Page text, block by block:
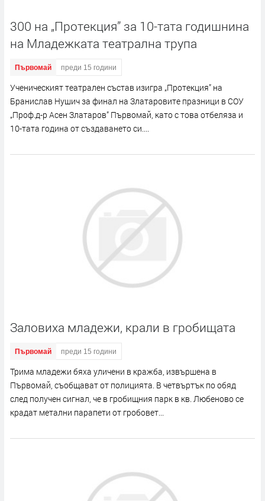
300 на „Протекция” за 10-тата годишнина
на Младежката театрална трупа
Първомай преди 15 години
Ученическият театрален състав изигра „Протекция” на
Бранислав Нушич за финал на Златаровите празници в СОУ
„Проф.д-р Асен Златаров” Първомай, като с това отбеляза и
10-тата година от създаването си....
Заловиха младежи, крали в гробищата
Първомай преди 15 години
Трима младежи бяха уличени в кражба, извършена в
Първомай, съобщават от полицията. В четвъртък по обяд
след получен сигнал, че в гробищния парк в кв. Любеново се
крадат метални парапети от гробовет...